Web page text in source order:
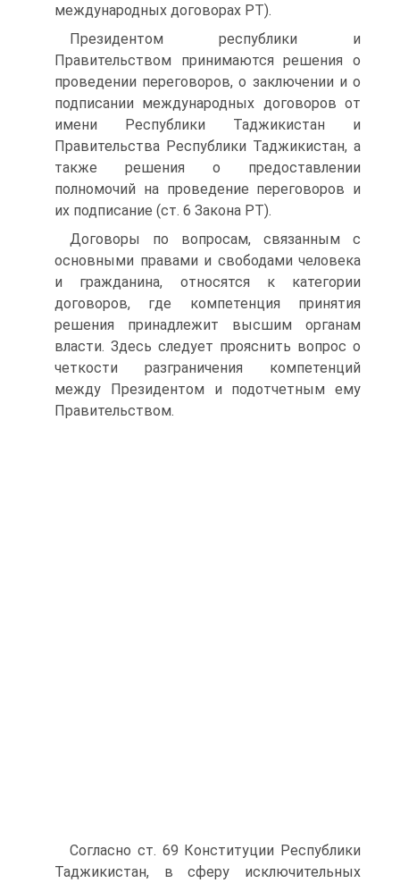
международных договорах РТ).
Президентом республики и
Правительством принимаются решения о
проведении переговоров, о заключении и о
подписании международных договоров от
имени Республики Таджикистан и
Правительства Республики Таджикистан, а
также решения о предоставлении
полномочий на проведение переговоров и
их подписание (ст. 6 Закона РТ).
Договоры по вопросам, связанным с
основными правами и свободами человека
и гражданина, относятся к категории
договоров, где компетенция принятия
решения принадлежит высшим органам
власти. Здесь следует прояснить вопрос о
четкости разграничения компетенций
между Президентом и подотчетным ему
Правительством.
Согласно ст. 69 Конституции Республики
Таджикистан, в сферу исключительных